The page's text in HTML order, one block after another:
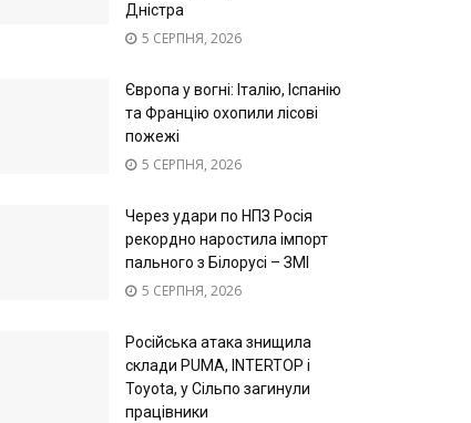
Дністра
5 СЕРПНЯ, 2026
Європа у вогні: Італію, Іспанію
та Францію охопили лісові
пожежі
5 СЕРПНЯ, 2026
Через удари по НПЗ Росія
рекордно наростила імпорт
пального з Білорусі – ЗМІ
5 СЕРПНЯ, 2026
Російська атака знищила
склади PUMA, INTERTOP і
Toyota, у Сільпо загинули
працівники